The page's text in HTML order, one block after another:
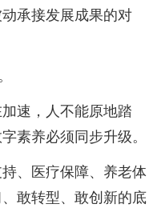
承接发展成果的对
速，人不能原地踏
素养必须同步升级。
、医疗保障、养老体
敢转型、敢创新的底